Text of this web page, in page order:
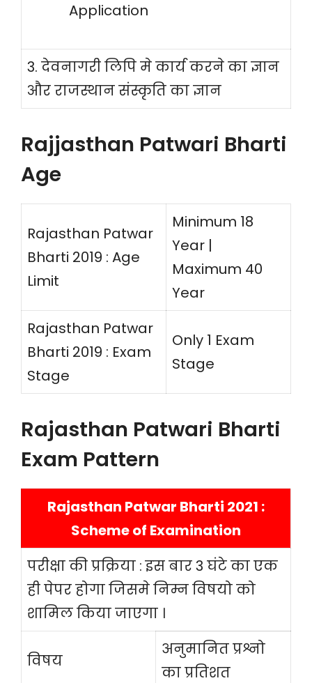
Application
3. देवनागरी लिपि मे कार्य करने का ज्ञान
और राजस्थान संस्कृति का ज्ञान
Rajjasthan Patwari Bharti
Age
Rajasthan Patwar
Bharti 2019 : Age
Limit
Minimum 18
Year |
Maximum 40
Year
Rajasthan Patwar
Bharti 2019 : Exam
Stage
Only 1 Exam
Stage
Rajasthan Patwari Bharti
Exam Pattern
Rajasthan Patwar Bharti 2021 :
Scheme of Examination
परीक्षा की प्रक्रिया : इस बार 3 घंटे का एक
ही पेपर होगा जिसमे निम्न विषयो को
शामिल किया जाएगा ।
विषय
अनुमानित प्रश्नो
का प्रतिशत